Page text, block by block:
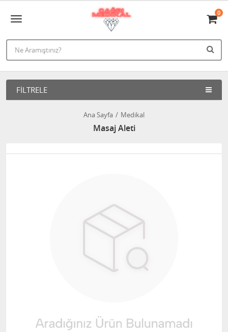
0
FILTRELE
Ana Sayfa Medikal
Masaj Aleti